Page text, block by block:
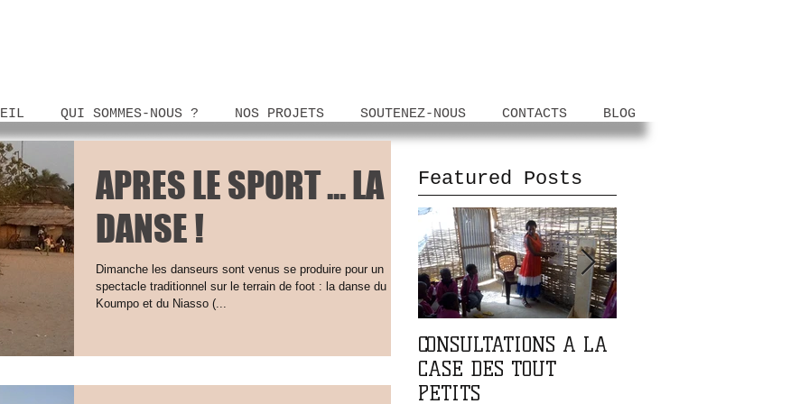
QUI SOMMES-NOUS ? NOS PROJETS SOUTENEZ-NOUS CONTACTS BLOG
APRES LE SPORT ... LA
DANSE !
Dimanche les danseurs sont venus se produire pour un
spectacle traditionnel sur le terrain de foot : la danse du
Koumpo et du Niasso (...
Featured Posts
CONSULTATIONS A LA
CASE DES TOUT
PETITS